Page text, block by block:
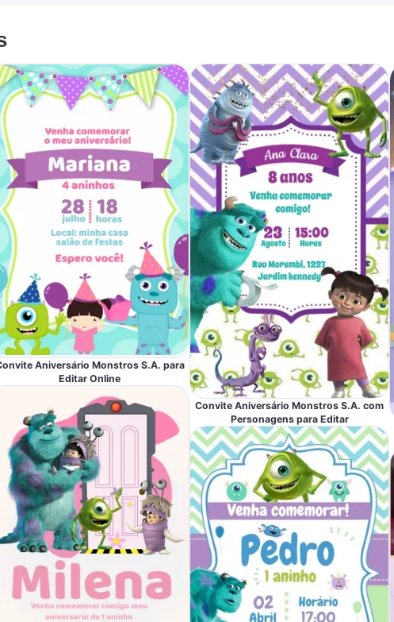
Aniversário Monstros S.A. para
Editar Online
Convite Aniversário Monstros S.A. com
Personagens para Editar